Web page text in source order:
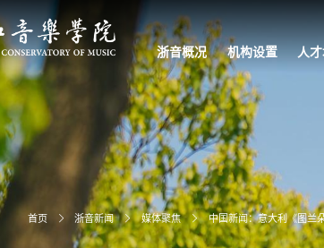
浙音概况
学院简介
学院章程
现任领导
校园文化
信息公开
学校宣传片
机构设置
党政管理机构
教学机构
科研机构
教辅机构
直属机构
人
首页 浙音新闻 媒体聚焦 中国新闻：意大利《图兰